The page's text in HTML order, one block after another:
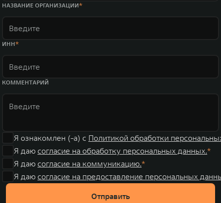
НАЗВАНИЕ ОРГАНИЗАЦИИ
ИНН
КОММЕНТАРИЙ
Я ознакомлен (-а) с Политикой обработки
Я даю согласие на обработку персональных данных.
Я даю согласие на коммуникацию.
Я даю согласие на предоставление персональных
Отправить